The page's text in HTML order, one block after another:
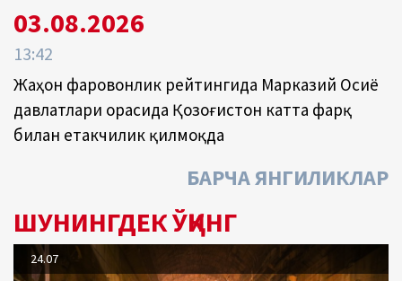
03.08.2026
13:42
Жаҳон фаровонлик рейтингида Марказий Осиё
давлатлари орасида Қозоғистон катта фарқ
билан етакчилик қилмоқда
БАРЧА ЯНГИЛИКЛАР
ШУНИНГДЕК ЎҚИНГ
24.07